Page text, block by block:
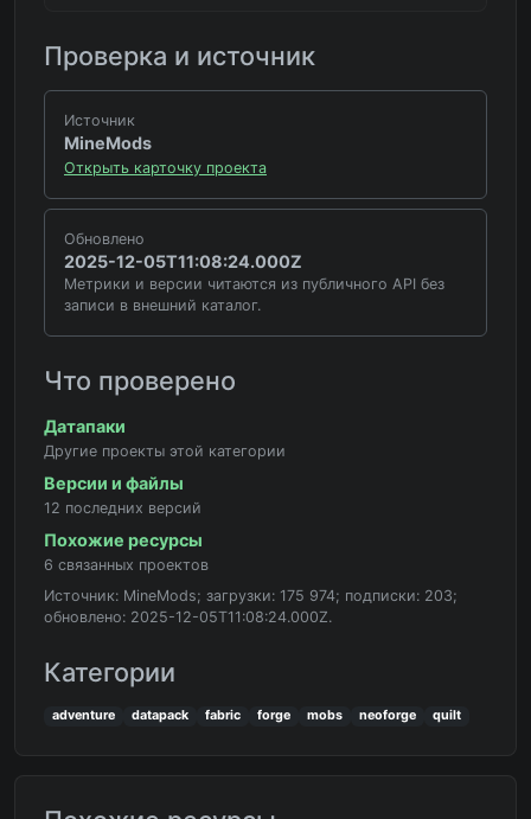
Проверка и источник
Источник
MineMods
Открыть карточку проекта
Обновлено
2025-12-05T11:08:24.000Z
Метрики и версии читаются из публичного API без
записи в внешний каталог.
Что проверено
Датапаки
Другие проекты этой категории
Версии и файлы
12 последних версий
Похожие ресурсы
6 связанных проектов
Источник: MineMods; загрузки: 175 974; подписки: 203;
обновлено: 2025-12-05T11:08:24.000Z.
Категории
adventure datapack fabric forge mobs neoforge quilt